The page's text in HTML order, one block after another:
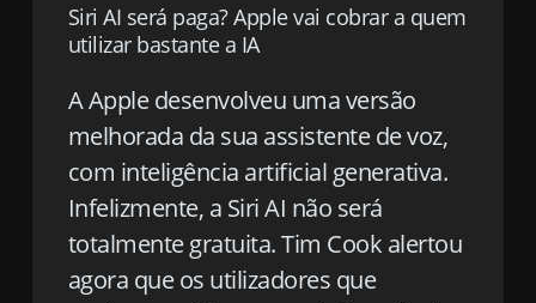
Siri AI será paga? Apple vai cobrar a quem
utilizar bastante a IA
A Apple desenvolveu uma versão
melhorada da sua assistente de voz,
com inteligência artificial generativa.
Infelizmente, a Siri AI não será
totalmente gratuita. Tim Cook alertou
agora que os utilizadores que